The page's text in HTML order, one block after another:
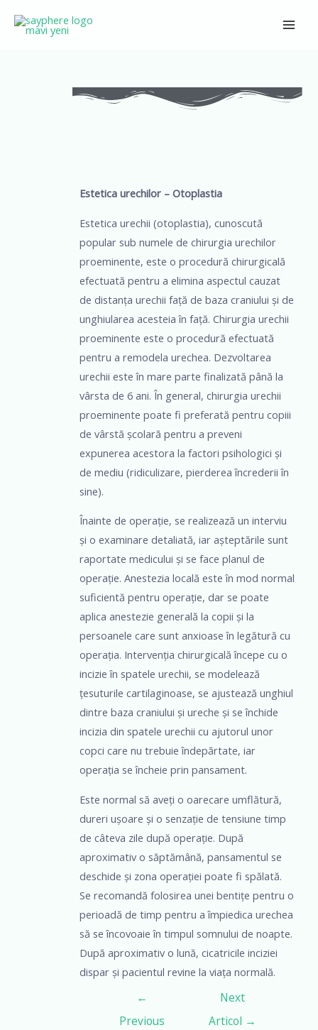
Estetica urechilor – Otoplastia
Estetica urechii (otoplastia), cunoscută
popular sub numele de chirurgia urechilor
proeminente, este o procedură chirurgicală
efectuată pentru a elimina aspectul cauzat
de distanța urechii față de baza craniului și de
unghiularea acesteia în față. Chirurgia urechii
proeminente este o procedură efectuată
pentru a remodela urechea. Dezvoltarea
urechii este în mare parte finalizată până la
vârsta de 6 ani. În general, chirurgia urechii
proeminente poate fi preferată pentru copiii
de vârstă școlară pentru a preveni
expunerea acestora la factori psihologici și
de mediu (ridiculizare, pierderea încrederii în
sine).
Înainte de operație, se realizează un interviu
și o examinare detaliată, iar așteptările sunt
raportate medicului și se face planul de
operație. Anestezia locală este în mod normal
suficientă pentru operație, dar se poate
aplica anestezie generală la copii și la
persoanele care sunt anxioase în legătură cu
operația. Intervenția chirurgicală începe cu o
incizie în spatele urechii, se modelează
țesuturile cartilaginoase, se ajustează unghiul
dintre baza craniului și ureche și se închide
incizia din spatele urechii cu ajutorul unor
copci care nu trebuie îndepărtate, iar
operația se încheie prin pansament.
Este normal să aveți o oarecare umflătură,
dureri ușoare și o senzație de tensiune timp
de câteva zile după operație. După
aproximativ o săptămână, pansamentul se
deschide și zona operației poate fi spălată.
Se recomandă folosirea unei bentițe pentru o
perioadă de timp pentru a împiedica urechea
să se încovoaie în timpul somnului de noapte.
După aproximativ o lună, cicatricile inciziei
dispar și pacientul revine la viața normală.
în
articole
←
Previous
Next
Articol →